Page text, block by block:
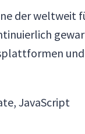
der weltweit
JavaScript